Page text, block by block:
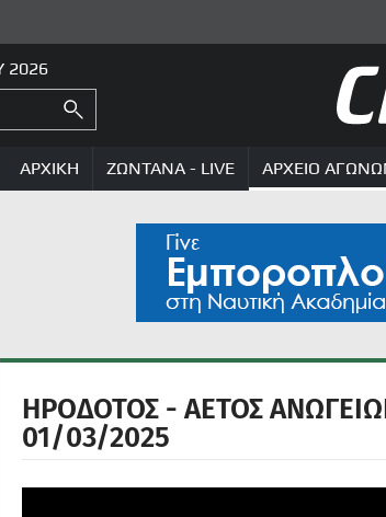
2026
ΑΡΧΙΚΗ ΖΩΝΤΑΝΑ - LIVE ΑΡΧΕΙΟ
ΗΡΟΔΟΤΟΣ - ΑΕΤΟΣ
01/03/2025